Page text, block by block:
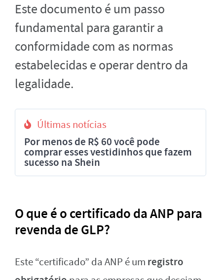
Este documento é um passo
fundamental para garantir a
conformidade com as normas
estabelecidas e operar dentro da
legalidade.
Últimas notícias
Por menos de R$ 60 você pode
comprar esses vestidinhos que fazem
sucesso na Shein
O que é o certificado da ANP para
revenda de GLP?
Este “certificado” da ANP é um registro